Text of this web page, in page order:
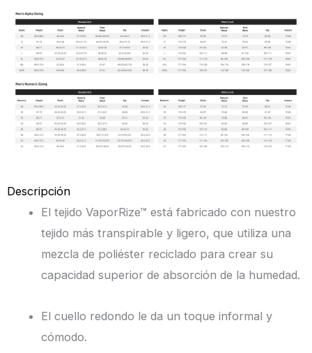
Descripción
El tejido VaporRize™ está fabricado con nuestro
tejido más transpirable y ligero, que utiliza una
mezcla de poliéster reciclado para crear su
capacidad superior de absorción de la humedad.
El cuello redondo le da un toque informal y
cómodo.